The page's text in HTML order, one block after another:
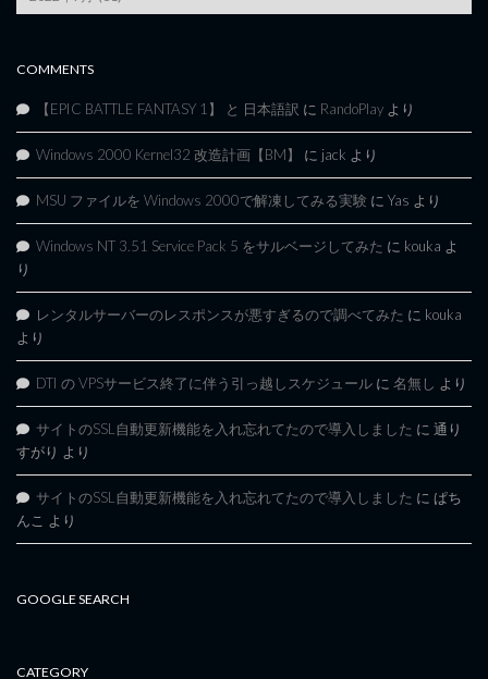
Archives
COMMENTS
【EPIC BATTLE FANTASY 1】 と 日本語訳 に RandoPlay より
Windows 2000 Kernel32 改造計画【BM】 に jack より
MSU ファイルを Windows 2000で解凍してみる実験 に Yas より
Windows NT 3.51 Service Pack 5 をサルベージしてみた に kouka よ
り
レンタルサーバーのレスポンスが悪すぎるので調べてみた に kouka
より
DTI の VPSサービス終了に伴う引っ越しスケジュール に 名無し より
サイトのSSL自動更新機能を入れ忘れてたので導入しました に 通り
すがり より
サイトのSSL自動更新機能を入れ忘れてたので導入しました に ぱち
んこ より
GOOGLE SEARCH
CATEGORY